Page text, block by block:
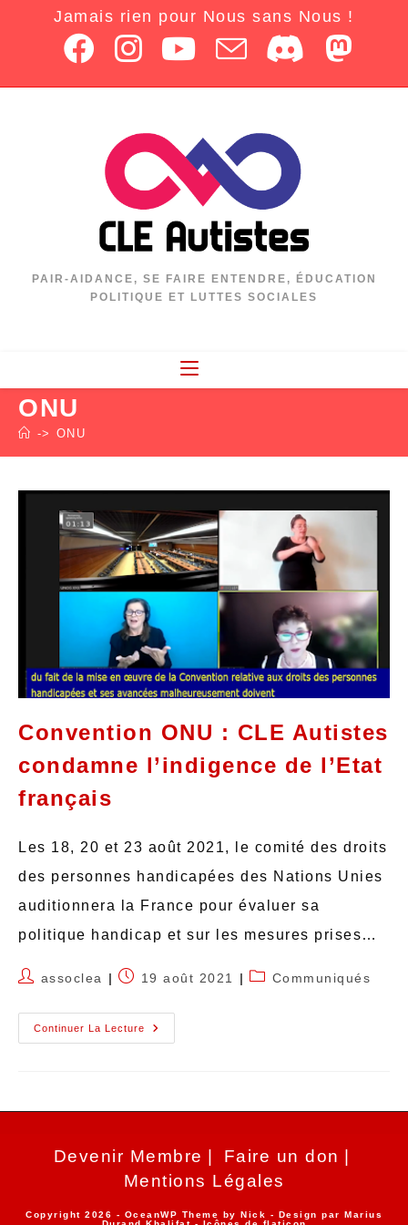
Jamais rien pour Nous sans Nous !
PAIR-AIDANCE, SE FAIRE ENTENDRE, ÉDUCATION
POLITIQUE ET LUTTES SOCIALES
ONU
-> ONU
Convention ONU : CLE Autistes
condamne l’indigence de l’Etat
français
Les 18, 20 et 23 août 2021, le comité des droits
des personnes handicapées des Nations Unies
auditionnera la France pour évaluer sa
politique handicap et sur les mesures prises…
assoclea 19 août 2021 Communiqués
Continuer La Lecture
Devenir Membre
Faire un don
Mentions Légales
Copyright 2026 - OceanWP Theme by Nick - Design par Marius